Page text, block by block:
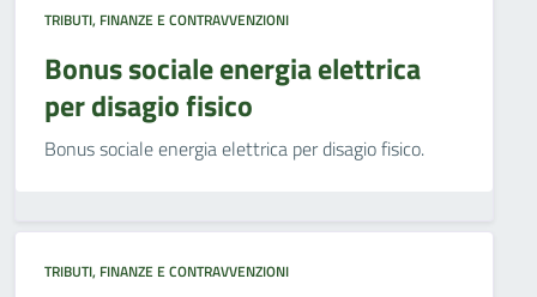
TRIBUTI, FINANZE E CONTRAVVENZIONI
Bonus sociale energia elettrica
per disagio fisico
Bonus sociale energia elettrica per disagio fisico.
TRIBUTI, FINANZE E CONTRAVVENZIONI